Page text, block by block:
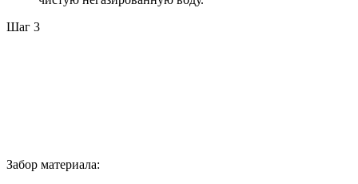
Шаг 3
Забор материала: